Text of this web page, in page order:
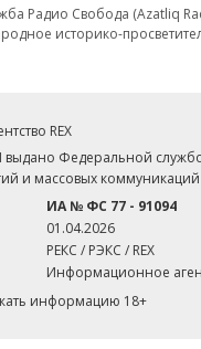
Радио Свобода (Azatliq
историко-
REX
выдано Федеральной
и массовых
ИА № ФС 77 - 91094
01.04.2026
РЕКС / РЭКС / REX
Информационное
информацию 18+